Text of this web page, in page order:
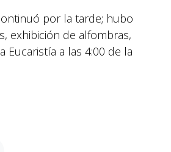
por la tarde; hubo
exhibición de alfombras,
Eucaristía a las 4:00 de la